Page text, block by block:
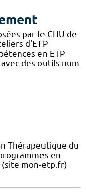
par le CHU de
d'ETP
en ETP
des outils num
Thérapeutique du
en
mon-etp.fr)